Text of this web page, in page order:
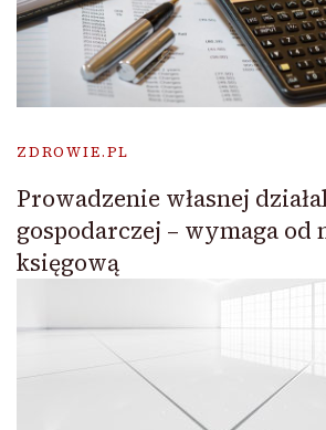
ZDROWIE.PL
Prowadzenie własnej
gospodarczej – wymaga od
księgową